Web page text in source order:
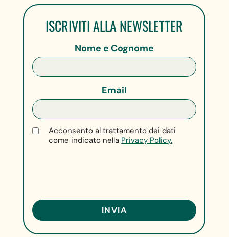
ISCRIVITI ALLA NEWSLETTER
Nome e Cognome
Email
Acconsento al trattamento dei dati
come indicato nella Privacy Policy.